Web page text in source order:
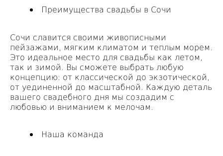
Преимущества свадьбы в Сочи
Сочи славится своими живописными
пейзажами, мягким климатом и теплым морем.
Это идеальное место для свадьбы как летом,
так и зимой. Вы сможете выбрать любую
концепцию: от классической до экзотической,
от уединенной до масштабной. Каждую деталь
вашего свадебного дня мы создадим с
любовью и вниманием к мелочам.
Наша команда